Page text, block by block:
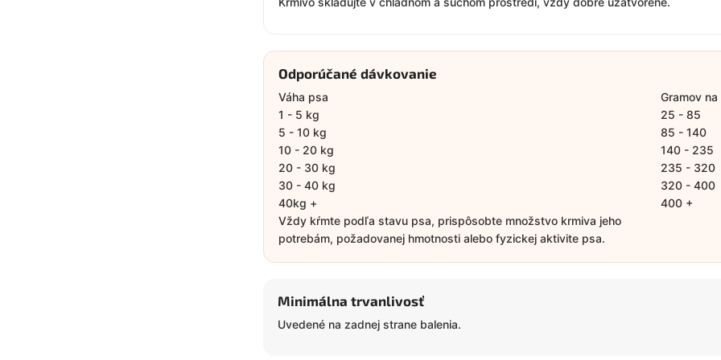
Odporúčané dávkovanie
Váha psa
Gramov
1 - 5 kg
25 - 85
5 - 10 kg
85 - 140
10 - 20 kg
140 - 235
20 - 30 kg
235 - 320
30 - 40 kg
320 - 400
40kg +
400 +
Vždy kŕmte podľa stavu psa, prispôsobte množstvo krmiva jeho
potrebám, požadovanej hmotnosti alebo fyzickej aktivite psa.
Minimálna trvanlivosť
Uvedené na zadnej strane balenia.